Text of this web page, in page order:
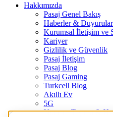
Hakkımızda
Pasaj Genel Bakış
Haberler & Duyurular
Kurumsal İletişim ve
Kariyer
Gizlilik ve Güvenlik
Pasaj İletişim
Pasaj Blog
Pasaj Gaming
Turkcell Blog
Akıllı Ev
5G
Numara Taşıma &